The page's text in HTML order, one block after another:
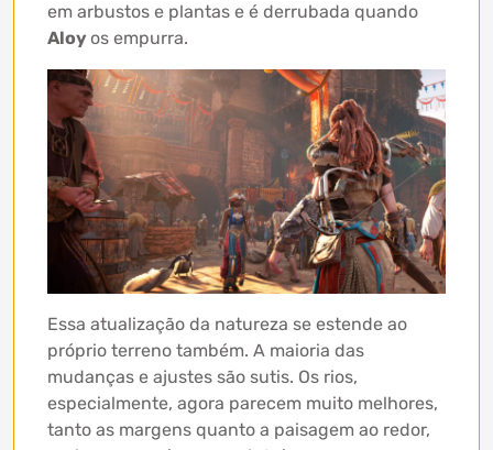
em arbustos e plantas e é derrubada quando
Aloy os empurra.
Essa atualização da natureza se estende ao
próprio terreno também. A maioria das
mudanças e ajustes são sutis. Os rios,
especialmente, agora parecem muito melhores,
tanto as margens quanto a paisagem ao redor,